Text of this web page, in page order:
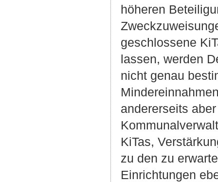
höheren
geschlossene
lassen, werden
nicht genau
andererseits
KiTas,
zu den zu
Einrichtungen